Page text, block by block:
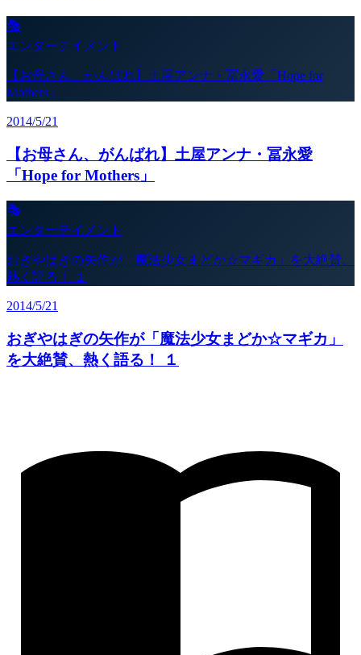
🎭
エンターテイメント
【お母さん、がんばれ】土屋アンナ・冨永愛「Hope for
Mothers」
2014/5/21
【お母さん、がんばれ】土屋アンナ・冨永愛
「Hope for Mothers」
🎭
エンターテイメント
おぎやはぎの矢作が「魔法少女まどか☆マギカ」を大絶賛、
熱く語る！ １
2014/5/21
おぎやはぎの矢作が「魔法少女まどか☆マギカ」
を大絶賛、熱く語る！ １